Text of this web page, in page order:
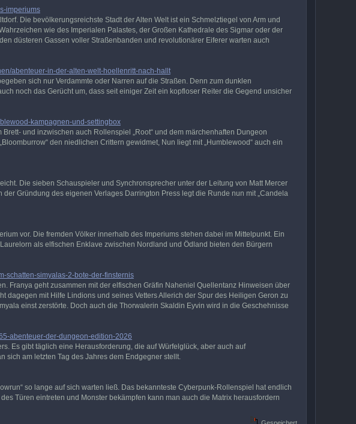
imperiums
Die bevölkerungsreichste Stadt der Alten Welt ist ein Schmelztiegel von Arm und
wie des Imperialen Palastes, der Großen Kathedrale des Sigmar oder der
düsteren Gassen voller Straßenbanden und revolutionärer Eiferer warten auch
abenteuer-in-der-alten-welt-hoellenritt-nach-hallt
sich nur Verdammte oder Narren auf die Straßen. Denn zum dunklen
noch das Gerücht um, dass seit einiger Zeit ein kopfloser Reiter die Gegend unsicher
kampagnen-und-settingbox
und inzwischen auch Rollenspiel „Root“ und dem märchenhaften Dungeon
den niedlichen Crittern gewidmet, Nun liegt mit „Humblewood“ auch ein
Die sieben Schauspieler und Synchronsprecher unter der Leitung von Matt Mercer
Gründung des eigenen Verlages Darrington Press legt die Runde nun mit „Candela
vor. Die fremden Völker innerhalb des Imperiums stehen dabei im Mittelpunkt. Ein
als elfischen Enklave zwischen Nordland und Ödland bieten den Bürgern
schatten-simyalas-2-bote-der-finsternis
Franya geht zusammen mit der elfischen Gräfin Naheniel Quellentanz Hinweisen über
mit Hilfe Lindions und seines Vetters Allerich der Spur des Heiligen Geron zu
einst zerstörte. Doch auch die Thorwalerin Skaldin Eyvin wird in die Geschehnisse
abenteuer-der-dungeon-edition-2026
Es gibt täglich eine Herausforderung, die auf Würfelglück, aber auch auf
sich am letzten Tag des Jahres dem Endgegner stellt.
so lange auf sich warten ließ. Das bekannteste Cyberpunk-Rollenspiel hat endlich
Türen eintreten und Monster bekämpfen kann man auch die Matrix herausfordern
Gespeichert